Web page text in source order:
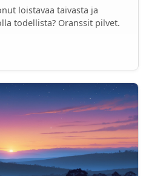
loistavaa taivasta ja
todellista? Oranssit pilvet.